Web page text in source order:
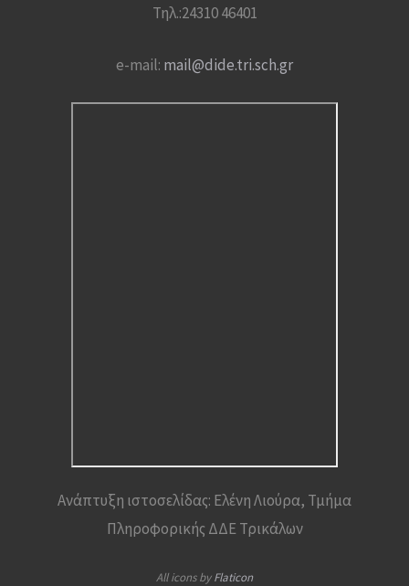
Τηλ.:24310 46401
e-mail: mail@dide.tri.sch.gr
Ανάπτυξη ιστοσελίδας: Ελένη Λιούρα, Τμήμα
Πληροφορικής ΔΔΕ Τρικάλων
All icons byFlaticon